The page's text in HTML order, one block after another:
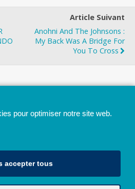
Article Suivant
Anohni And The Johnsons :
My Back Was A Bridge For
You To Cross
pour optimiser notre site web.
accepter tous